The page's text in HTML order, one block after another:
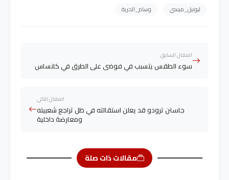
ليونيل_ميسي
وسام_الحرية
المقال السابق
سوء الطقس يتسبب في فوضى على الطرق في كانساس
المقال التالي
جاستن ترودو قد يعلن استقالته في ظل تراجع شعبيته
ومعارضة داخلية
مقالات ذات صلة